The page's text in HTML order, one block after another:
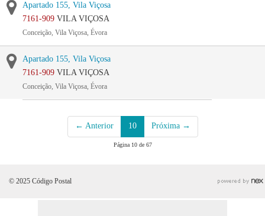
Apartado 155, Vila Viçosa
7161-909 VILA VIÇOSA
Conceição, Vila Viçosa, Évora
Apartado 155, Vila Viçosa
7161-909 VILA VIÇOSA
Conceição, Vila Viçosa, Évora
← Anterior 10 Próxima →
Página 10 de 67
© 2025 Código Postal